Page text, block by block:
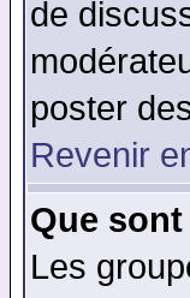
de
poster
Revenir
Que
Les